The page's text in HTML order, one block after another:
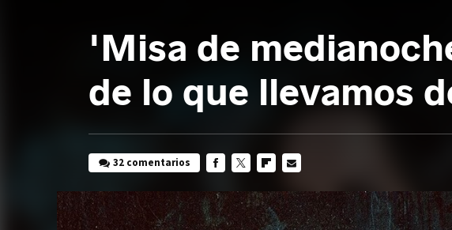
'Misa de
de lo que llevamos
32 comentarios
MAIL